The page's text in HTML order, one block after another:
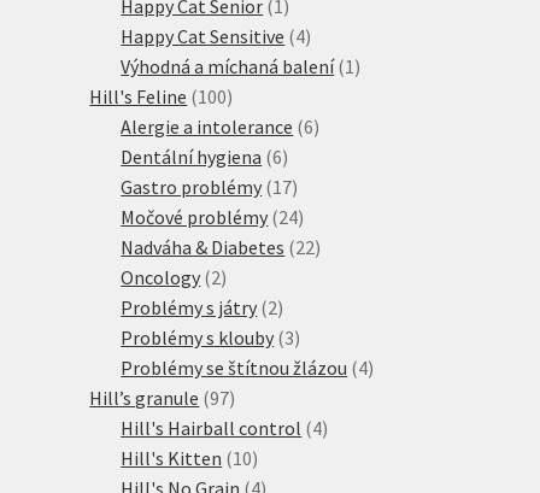
Happy Cat Senior 1
produkt
Happy Cat Sensitive 44
produkty
Výhodná a míchaná balení 1 1
Hill's Feline 100100
produktů
Alergie a intolerance 66
Dentální hygiena 66
produktů
Gastro problémy 1717
produktů
Močové problémy 2424
produktů
Nadváha & Diabetes 2222
Oncology 22
produkty
Problémy s játry 22
produkty
Problémy s klouby 33
produkty
Problémy se štítnou žlázou 44
Hill’s granule 9797
produktů
Hill's Hairball control 44
Hill's Kitten 1010
produktů
Hill's No Grain 44